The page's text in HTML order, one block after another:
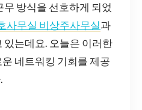
방식을 선호하게 되었
사무실 비상주사무실과
있는데요. 오늘은 이러한
네트워킹 기회를 제공